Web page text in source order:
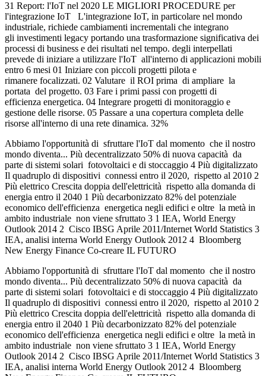
31 Report: l'IoT nel 2020 LE MIGLIORI PROCEDURE per
l'integrazione IoT L'integrazione IoT, in particolare nel mondo
industriale, richiede cambiamenti incrementali che integrano
gli investimenti legacy portando una trasformazione significativa dei
processi di business e dei risultati nel tempo. degli interpellati
prevede di iniziare a utilizzare l'IoT all'interno di applicazioni mobili
entro 6 mesi 01 Iniziare con piccoli progetti pilota e
rimanere focalizzati. 02 Valutare il ROI prima di ampliare la
portata del progetto. 03 Fare i primi passi con progetti di
efficienza energetica. 04 Integrare progetti di monitoraggio e
gestione delle risorse. 05 Passare a una copertura completa delle
risorse all'interno di una rete dinamica. 32%
Abbiamo l'opportunità di sfruttare l'IoT dal momento che il nostro
mondo diventa... Più decentralizzato 50% di nuova capacità da
parte di sistemi solari fotovoltaici e di stoccaggio 4 Più digitalizzato
Il quadruplo di dispositivi connessi entro il 2020, rispetto al 2010 2
Più elettrico Crescita doppia dell'elettricità rispetto alla domanda di
energia entro il 2040 1 Più decarbonizzato 82% del potenziale
economico dell'efficienza energetica negli edifici e oltre la metà in
ambito industriale non viene sfruttato 3 1 IEA, World Energy
Outlook 2014 2 Cisco IBSG Aprile 2011/Internet World Statistics 3
IEA, analisi interna World Energy Outlook 2012 4 Bloomberg
New Energy Finance Co-creare IL FUTURO
Abbiamo l'opportunità di sfruttare l'IoT dal momento che il nostro
mondo diventa... Più decentralizzato 50% di nuova capacità da
parte di sistemi solari fotovoltaici e di stoccaggio 4 Più digitalizzato
Il quadruplo di dispositivi connessi entro il 2020, rispetto al 2010 2
Più elettrico Crescita doppia dell'elettricità rispetto alla domanda di
energia entro il 2040 1 Più decarbonizzato 82% del potenziale
economico dell'efficienza energetica negli edifici e oltre la metà in
ambito industriale non viene sfruttato 3 1 IEA, World Energy
Outlook 2014 2 Cisco IBSG Aprile 2011/Internet World Statistics 3
IEA, analisi interna World Energy Outlook 2012 4 Bloomberg